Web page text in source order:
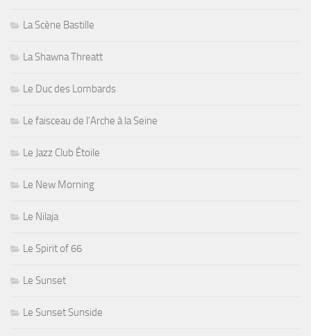
La Scène Bastille
La Shawna Threatt
Le Duc des Lombards
Le faisceau de l'Arche à la Seine
Le Jazz Club Étoile
Le New Morning
Le Nilaja
Le Spirit of 66
Le Sunset
Le Sunset Sunside